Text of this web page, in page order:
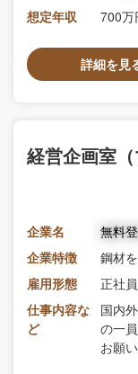
想定年収
700万
詳細を見
経営企画室（
企業名
無料
企業特徴
鋼材
雇用形態
正社員
仕事内容な
ど
国内
の一
お願